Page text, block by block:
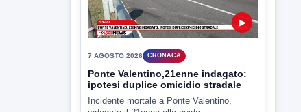
7 AGOSTO 2026
Ponte Valentino,21enne indagato:
ipotesi duplice omicidio stradale
Incidente mortale a Ponte Valentino,
indagato il 21enne alla guida...